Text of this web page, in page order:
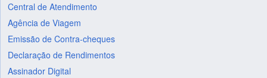
Central de Atendimento
Agência de Viagem
Emissão de Contra-cheques
Declaração de Rendimentos
Assinador Digital